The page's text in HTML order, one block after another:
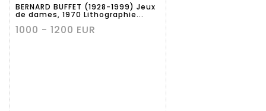
BERNARD BUFFET (1928-1999) Jeux
de dames, 1970 Lithographie...
1000 - 1200 EUR